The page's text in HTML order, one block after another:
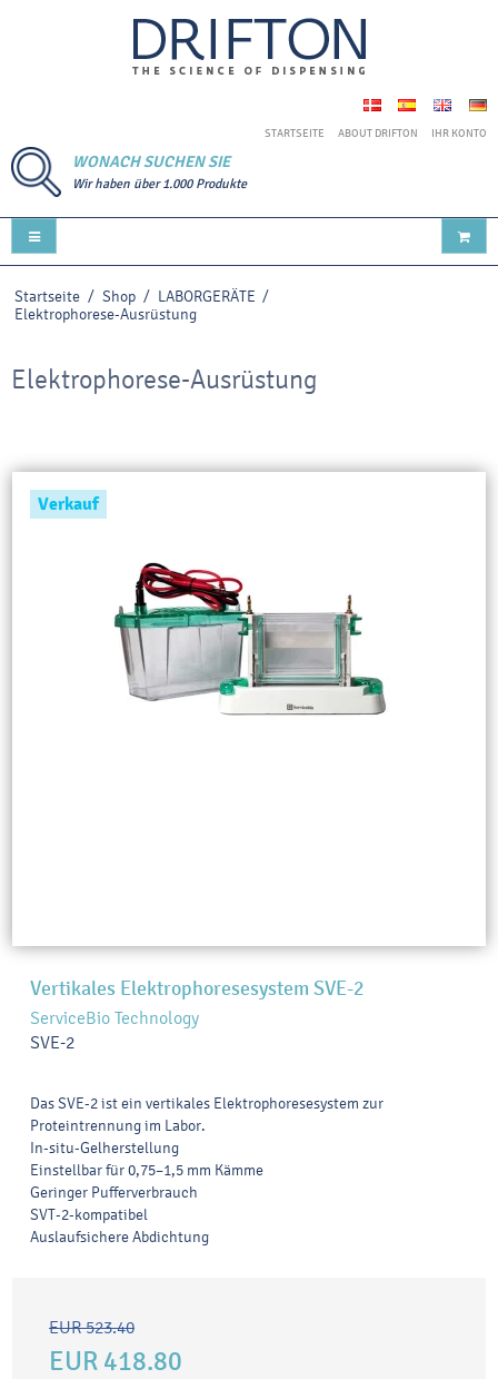
STARTSEITE ABOUT DRIFTON IHR KONTO
WONACH SUCHEN SIE
Wir haben über 1.000 Produkte
Startseite / Shop / LABORGERÄTE /
Elektrophorese-Ausrüstung
Elektrophorese-Ausrüstung
Verkauf
Vertikales Elektrophoresesystem SVE-2
ServiceBio Technology
SVE-2
Das SVE-2 ist ein vertikales Elektrophoresesystem zur
Proteintrennung im Labor.
In-situ-Gelherstellung
Einstellbar für 0,75–1,5 mm Kämme
Geringer Pufferverbrauch
SVT-2-kompatibel
Auslaufsichere Abdichtung
EUR 523.40
EUR 418.80